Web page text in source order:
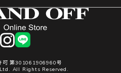
instagram
LINE
可 第301061906960号
All Rights Reserved.